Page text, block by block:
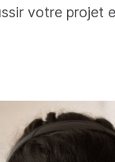
votre projet